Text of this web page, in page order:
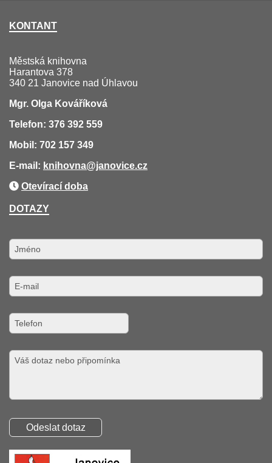
KONTANT
Městská knihovna
Harantova 378
340 21 Janovice nad Úhlavou
Mgr. Olga Kováříková
Telefon: 376 392 559
Mobil: 702 157 349
E-mail: knihovna@janovice.cz
Otevírací doba
DOTAZY